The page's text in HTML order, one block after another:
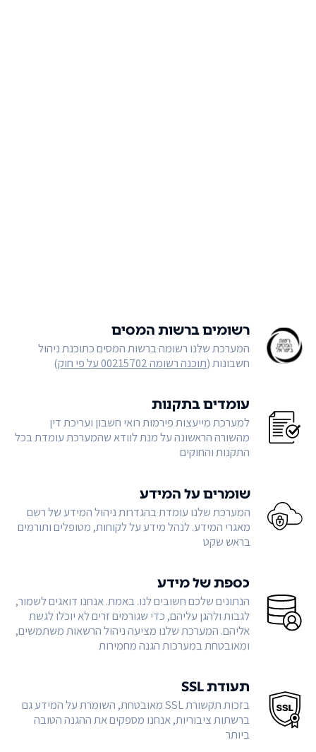
רשומים ברשות המסים
המערכת שלנו רשומה ברשות המסים כתוכנת ניהול
חשבונות (תוכנה רשומה 00215702 על פי חוק )
עומדים בתקנות
למערכת מייעצות פירמות רואי חשבון ועריכת דין
מהשורה הראשונה על מנת לוודא שהמערכת עומדת בכל
התקנות והחוקים
שומרים על המידע
המערכת שלנו עומדת בהגדרות ניהול המידע של רשם
מאגרי המידע. לנהל מידע על לקוחות, מטופלים ותורמים
בראש שקט
כספת של מידע
הנתונים שלכם חשובים לנו. באמת. אנחנו דואגים לשמור,
לגבות ולהגן עליהם, כדי שגורמים זרים לא יוכלו לגשת
אליהם. המערכת שלנו מציעה ניהול הרשאות משתמשים,
ומאובטחת במערכות הגנה מחמירות
תעודת SSL
בזכות תקשורת SSL מאובטחת, השומרת על המידע גם
ברשתות ציבוריות, אנחנו מספקים את ההגנה הטובה
ביותר